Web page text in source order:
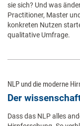
sie sich? Und was
Practitioner, Master
konkreten Nutzen
qualitative Umfrage.
NLP und die moderne
Der
Dass das NLP alles